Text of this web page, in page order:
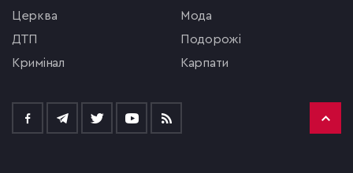
церква
ДТП
кримінал
мода
подорожі
Карпати